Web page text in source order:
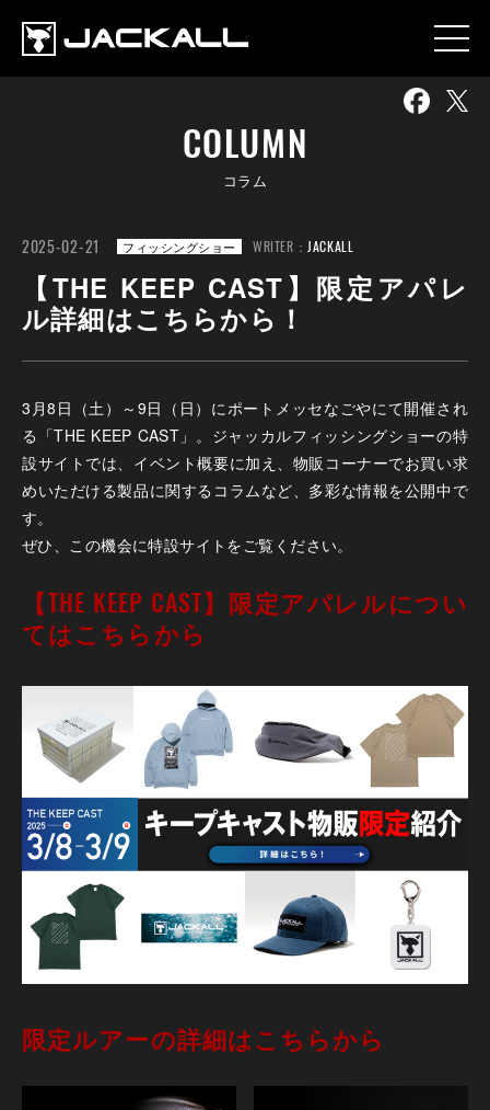
COLUMN
コラム
2025-02-21 フィッシングショー WRITER：JACKALL
【THE KEEP CAST】限定アパレ
ル詳細はこちらから！
3月8日（土）～9日（日）にポートメッセなごやにて開催され
る「THE KEEP CAST」。ジャッカルフィッシングショーの特
設サイトでは、イベント概要に加え、物販コーナーでお買い求
めいただける製品に関するコラムなど、多彩な情報を公開中で
す。
ぜひ、この機会に特設サイトをご覧ください。
【THE KEEP CAST】限定アパレルについ
てはこちらから
限定ルアーの詳細はこちらから